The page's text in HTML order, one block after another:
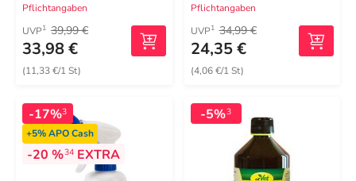
Pflichtangaben
UVP1 39,99 €
33,98 €
(11,33 €/1 St)
Pflichtangaben
UVP1 34,99 €
24,35 €
(4,06 €/1 St)
-17%3
+5%APO Cash
-20 %34EXTRA
-5%3